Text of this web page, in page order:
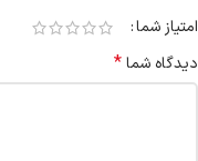
امتیاز شما
دیدگاه شما*